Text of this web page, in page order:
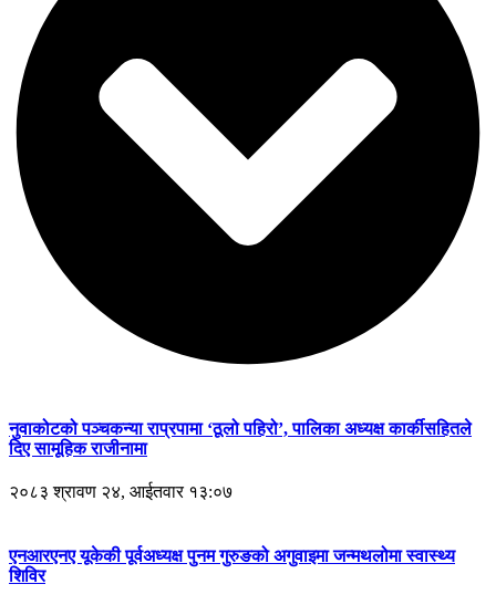
नुवाकोटको पञ्चकन्या राप्रपामा ‘ठूलो पहिरो’, पालिका अध्यक्ष कार्कीसहितले
दिए सामूहिक राजीनामा
२०८३ श्रावण २४, आईतवार १३:०७
एनआरएनए यूकेकी पूर्वअध्यक्ष पुनम गुरुङको अगुवाइमा जन्मथलोमा स्वास्थ्य
शिविर